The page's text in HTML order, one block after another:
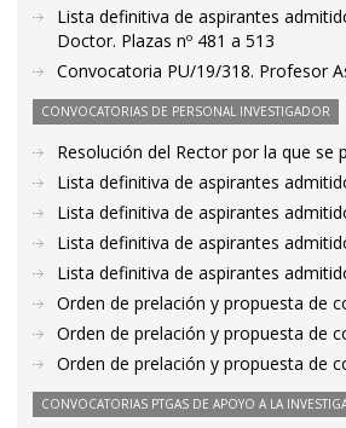
Lista definitiva de aspirantes
Doctor. Plazas nº 481 a 513
Convocatoria PU/19/318. Profesor
CONVOCATORIAS DE PERSONAL INVESTIGADOR
Resolución del Rector por la que se
Lista definitiva de aspirantes
Lista definitiva de aspirantes
Lista definitiva de aspirantes
Lista definitiva de aspirantes
Orden de prelación y propuesta de
Orden de prelación y propuesta de
Orden de prelación y propuesta de
CONVOCATORIAS PTGAS DE APOYO A LA